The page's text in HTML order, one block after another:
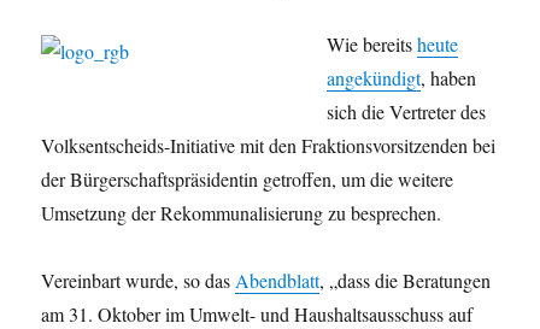
Wie bereitsheute
angekündigt, haben
sich die Vertreter des
Volksentscheids-Initiative mit den Fraktionsvorsitzenden bei
der Bürgerschaftspräsidentin getroffen, um die weitere
Umsetzung der Rekommunalisierung zu besprechen.
Vereinbart wurde, so dasAbendblatt, „dass die Beratungen
am 31. Oktober im Umwelt- und Haushaltsausschuss auf